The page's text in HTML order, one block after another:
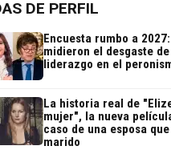
DE PERFIL
Encuesta rumbo a
midieron el desgaste
liderazgo en el
La historia real de
mujer", la nueva
caso de una esposa
marido